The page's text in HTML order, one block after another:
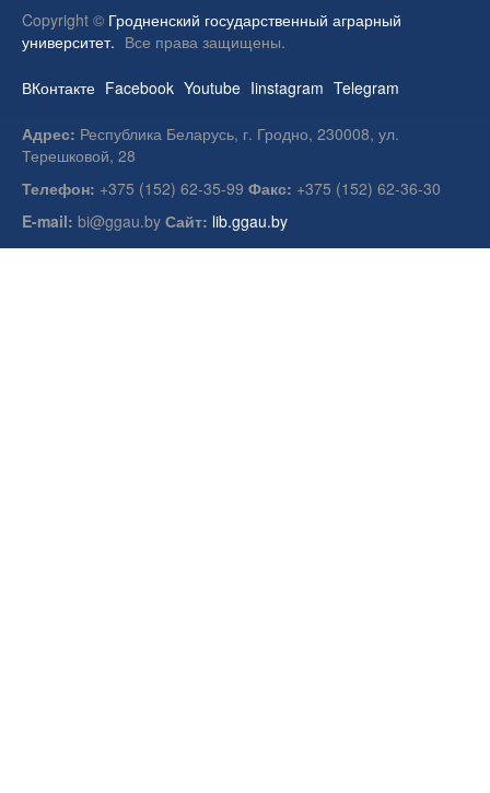
Copyright © Гродненский государственный аграрный
университет. Все права защищены.
ВКонтакте Facebook Youtube Iinstagram Telegram
Адрес: Республика Беларусь, г. Гродно, 230008, ул.
Терешковой, 28
Телефон: +375 (152) 62-35-99 Факс: +375 (152) 62-36-30
E-mail: bi@ggau.by Сайт: lib.ggau.by